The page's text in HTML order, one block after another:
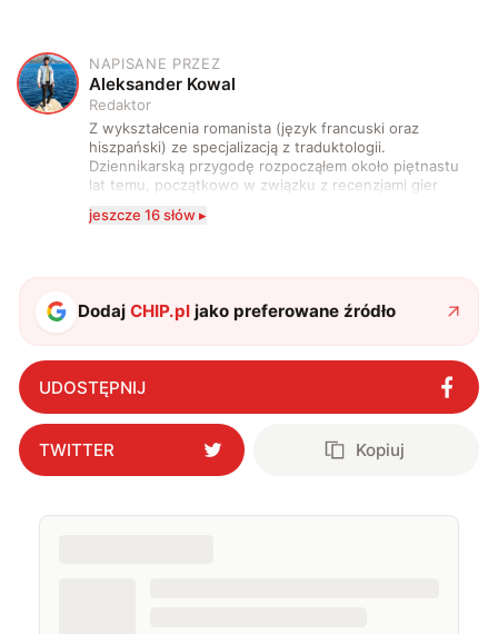
A
NAPISANE PRZEZ
Aleksander Kowal
Redaktor
Z wykształcenia romanista (język francuski oraz
hiszpański) ze specjalizacją z traduktologii.
Dziennikarską przygodę rozpocząłem około piętnastu
lat temu, początkowo w związku z recenzjami gier
komputerowych i filmów. Obecnie publikuję
zdecydowanie częściej na tematy związane z nauką
także uprawiać oraz oglądać sport.
jeszcze 16 słów ▸
DodajCHIP.pl jako preferowane źródło
UDOSTĘPNIJ
TWITTER Kopiuj